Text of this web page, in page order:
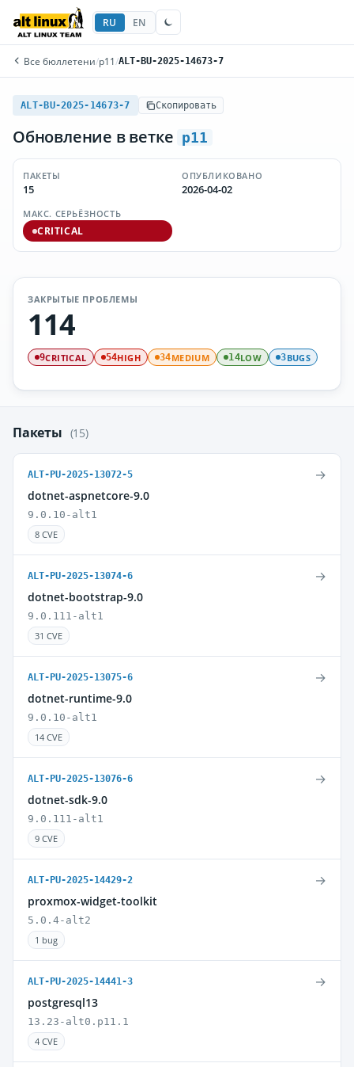
RU EN
Все бюллетени/p11 /ALT-BU-2025-14673-7
ALT-BU-2025-14673-7 Скопировать
Обновление в ветке p11
ПАКЕТЫ
15
ОПУБЛИКОВАНО
2026-04-02
МАКС. СЕРЬЁЗНОСТЬ
CRITICAL
ЗАКРЫТЫЕ ПРОБЛЕМЫ
114
9CRITICAL 54HIGH 34MEDIUM 14LOW 3BUGS
Пакеты (15)
ALT-PU-2025-13072-5
dotnet-aspnetcore-9.0
9.0.10-alt1
8 CVE
→
ALT-PU-2025-13074-6
dotnet-bootstrap-9.0
9.0.111-alt1
31 CVE
→
ALT-PU-2025-13075-6
dotnet-runtime-9.0
9.0.10-alt1
14 CVE
→
ALT-PU-2025-13076-6
dotnet-sdk-9.0
9.0.111-alt1
9 CVE
→
ALT-PU-2025-14429-2
proxmox-widget-toolkit
5.0.4-alt2
1 bug
→
ALT-PU-2025-14441-3
postgresql13
13.23-alt0.p11.1
4 CVE
→